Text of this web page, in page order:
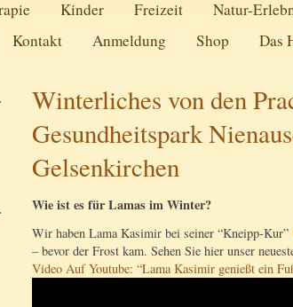
Kinder Freizeit Natur-
Kontakt
Anmeldung Shop Das
Winterliches von den
Gesundheitspark
Gelsenkirchen
Wie ist es für Lamas im Winter?
Wir haben Lama Kasimir bei seiner “Kneipp-Kur”
– bevor der Frost kam. Sehen Sie hier unser
Video Auf Youtube: “Lama Kasimir genießt ein